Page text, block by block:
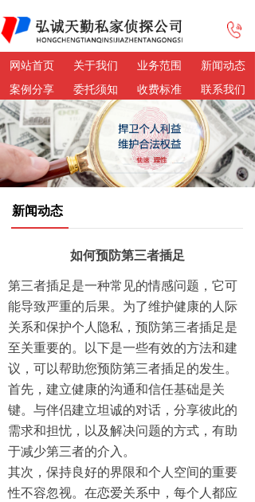
网站首页 关于我们 业务范围
新闻动态
案例分享
委托须知 收费标准 联系我们
如何预防第三者插足
第三者插足是一种常见的情感问题，它可
能导致严重的后果。为了维护健康的人际
关系和保护个人隐私，预防第三者插足是
至关重要的。以下是一些有效的方法和建
议，可以帮助您预防第三者插足的发生。
首先，建立健康的沟通和信任基础是关
键。与伴侣建立坦诚的对话，分享彼此的
需求和担忧，以及解决问题的方式，有助
于减少第三者的介入。
其次，保持良好的界限和个人空间的重要
性不容忽视。在恋爱关系中，每个人都应
新闻动态